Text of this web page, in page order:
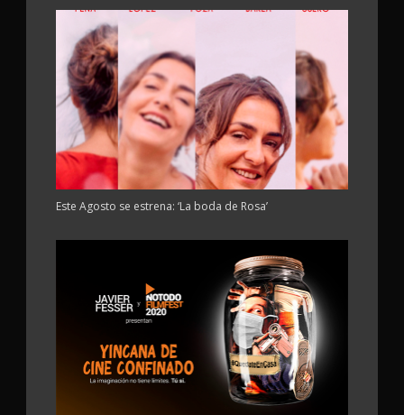
Este Agosto se estrena: ‘La boda de Rosa’